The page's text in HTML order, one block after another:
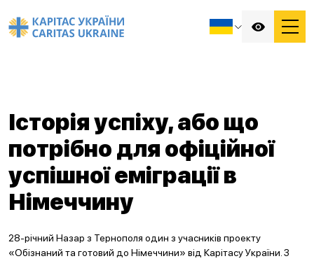
Історія успіху, або що
потрібно для офіційної
успішної еміграції в
Німеччину
28-річний Назар з Тернополя один з учасників проекту
«Обізнаний та готовий до Німеччини» від Карітасу України. З